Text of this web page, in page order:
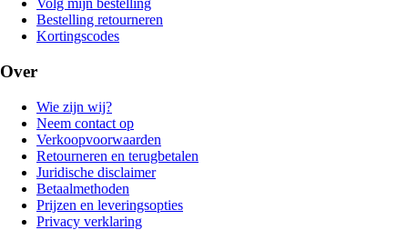
Volg mijn bestelling
Bestelling retourneren
Kortingscodes
Over
Wie zijn wij?
Neem contact op
Verkoopvoorwaarden
Retourneren en terugbetalen
Juridische disclaimer
Betaalmethoden
Prijzen en leveringsopties
Privacy verklaring